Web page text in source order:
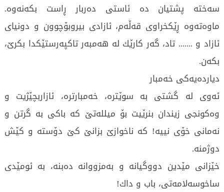
سە‌ختە‌ پشتیان دە‌ ئاستی دە‌ربار ڕاست بكە‌نە‌وە‌.
ماوە‌تە‌وە‌ ڕێكخراوی قە‌ڵە‌م، ئازادی بیروبۆچوون و دونیای
ئازاد و ....... تاد، گە‌ر كارێك لە‌ ھە‌مبە‌ر تاكپە‌رستێكدا بكرێ،
بكە‌ن.
دیاردە‌یە‌كی خە‌مبار
ئە‌وی لە‌ گشتی بە‌ سوێترە‌، خە‌مبارترە‌، ئازاربچێژیت و
وە‌كونجی زیندان بنرێیت بۆ میللە‌تێ كە‌ باكی بە‌ گرتن و
نە‌مانی خۆی نییە‌! كە‌ ناخوازێ بزانێ كێ دۆستە‌ و كێش
دوژمنە‌.
خێزانی مێدین دووگیانە‌ و بە‌مزووانە‌ دە‌بنە‌، بە‌ ئومێدی
ساخوسە‌لامە‌تی، باب و داك!